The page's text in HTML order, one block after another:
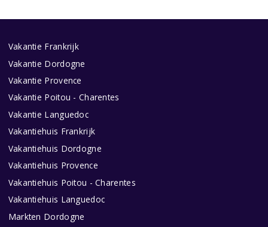
Vakantie Frankrijk
Vakantie Dordogne
Vakantie Provence
Vakantie Poitou - Charentes
Vakantie Languedoc
Vakantiehuis Frankrijk
Vakantiehuis Dordogne
Vakantiehuis Provence
Vakantiehuis Poitou - Charentes
Vakantiehuis Languedoc
Markten Dordogne